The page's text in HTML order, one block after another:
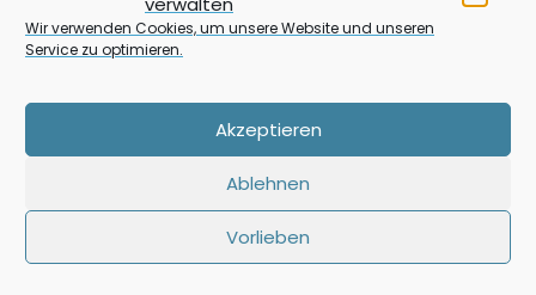
Wir verwenden Cookies, um unsere Website und unseren
Service zu optimieren.
Akzeptieren
Ablehnen
Vorlieben
an Schriftarten zugreifen und so das Optimum für
unsere Webseite rausholen. Mehr zu Google Fonts
https://developers.google.com/fonts/faq?
tid=311235355. Dort geht zwar Google auf
datenschutzrelevante Angelegenheiten ein, doch
wirklich detaillierte Informationen über
Datenspeicherung sind nicht enthalten. Es ist relativ
schwierig, von Google wirklich präzise
Informationen über gespeicherten Daten zu